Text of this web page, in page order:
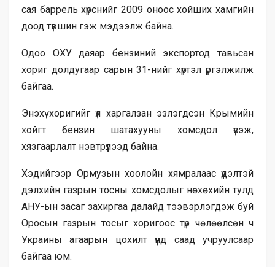
сая баррель хүрснийг 2009 оноос хойших хамгийн
доод түвшин гэж мэдээлж байна.
Одоо ОХУ даяар бензиний экспортод тавьсан
хориг долдугаар сарын 31-нийг хүртэл үргэлжилж
байгаа.
Энэхүү хоригийг үл харгалзан эзлэгдсэн Крымийн
хойгт бензин шатахууны хомсдол үүсэж,
хязгаарлалт нэвтрүүлээд байна.
Хэдийгээр Ормузын хоолойн хямралаас үүдэлтэй
дэлхийн газрын тосны хомсдолыг нөхөхийн тулд
АНУ-ын засаг захиргаа далайд тээвэрлэгдэж буй
Оросын газрын тосыг хоригоос түр чөлөөлсөн ч
Украины агаарын цохилт үүнд саад учруулсаар
байгаа юм.